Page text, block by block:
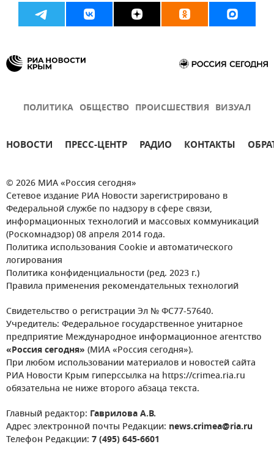
ПОЛИТИКА ОБЩЕСТВО ПРОИСШЕСТВИЯ ВИЗУАЛ
НОВОСТИ ПРЕСС-ЦЕНТР РАДИО КОНТАКТЫ
© 2026 МИА «Россия сегодня»
Сетевое издание РИА Новости зарегистрировано в
Федеральной службе по надзору в сфере связи,
информационных технологий и массовых коммуникаций
(Роскомнадзор) 08 апреля 2014 года.
Политика использования Cookie и автоматического
логирования
Политика конфиденциальности (ред. 2023 г.)
Правила применения рекомендательных технологий
Свидетельство о регистрации Эл № ФС77-57640.
Учредитель: Федеральное государственное унитарное
предприятие Международное информационное агентство
«Россия сегодня» (МИА «Россия сегодня»).
При любом использовании материалов и новостей сайта
РИА Новости Крым гиперссылка на https://crimea.ria.ru
обязательна не ниже второго абзаца текста.
Главный редактор: Гаврилова А.В.
Адрес электронной почты Редакции: news.crimea@ria.ru
Телефон Редакции: 7 (495) 645-6601